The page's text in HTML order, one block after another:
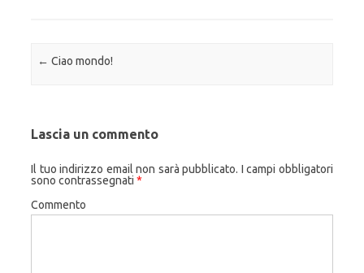
Navigazione articolo
← Ciao mondo!
Lascia un commento
Il tuo indirizzo email non sarà pubblicato. I campi obbligatori
sono contrassegnati *
Commento